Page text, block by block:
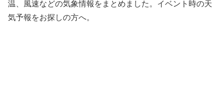
温、風速などの気象情報をまとめました。イベント時の天
気予報をお探しの方へ。